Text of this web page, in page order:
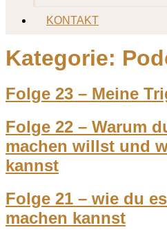
KONTAKT
Kategorie:
Folge 23 – Meine
Folge 22 – Warum
machen willst und
kannst
Folge 21 – wie du
machen kannst